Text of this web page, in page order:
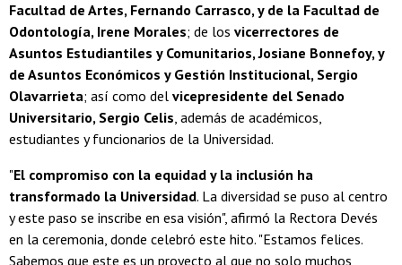
Facultad de Artes, Fernando Carrasco, y de la Facultad de
Odontología, Irene Morales; de los vicerrectores de
Asuntos Estudiantiles y Comunitarios, Josiane Bonnefoy, y
de Asuntos Económicos y Gestión Institucional, Sergio
Olavarrieta; así como del vicepresidente del Senado
Universitario, Sergio Celis, además de académicos,
estudiantes y funcionarios de la Universidad.
"El compromiso con la equidad y la inclusión ha
transformado la Universidad. La diversidad se puso al centro
y este paso se inscribe en esa visión", afirmó la Rectora Devés
en la ceremonia, donde celebró este hito. "Estamos felices.
Sabemos que este es un proyecto al que no solo muchos